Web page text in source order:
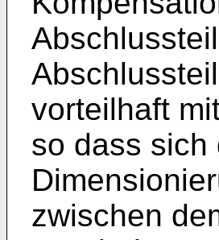
vorteilhaft
so dass sich
zwischen